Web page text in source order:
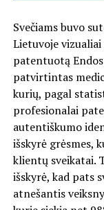
Svečiams buvo
Lietuvoje
patentuotą
patvirtintas
kurių, pagal
profesionalai
autentiškumo
išskyrė grėsmes,
klientų sveikatai.
išskyrė, kad pats
atnešantis